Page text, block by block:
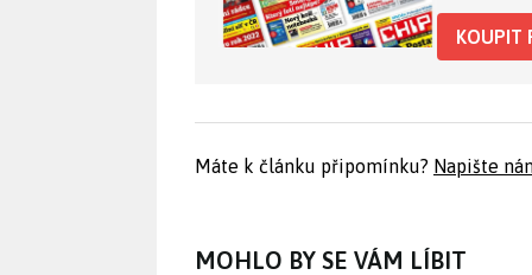
KOUPIT
Máte k článku připomínku? Napište
MOHLO BY SE VÁM LÍBIT